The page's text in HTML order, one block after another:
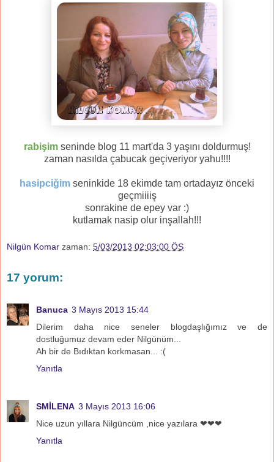
rabişimseninde blog 11 mart'da 3 yaşını doldurmuş!
zaman nasılda çabucak geçiveriyor yahu!!!!
hasipciğim seninkide 18 ekimde tam ortadayız önceki
geçmiiiiş
sonrakine de epey var :)
kutlamak nasip olur inşallah!!!
Nilgün Komar zaman: 5/03/2013 02:03:00 ÖS
17 yorum:
Banuca 3 Mayıs 2013 15:44
Dilerim daha nice seneler blogdaşlığımız ve de
dostluğumuz devam eder Nilgünüm...
Ah bir de Bıdıktan korkmasan... :(
Yanıtla
SMİLENA 3 Mayıs 2013 16:06
Nice uzun yıllara Nilgüncüm ,nice yazılara ❤❤❤
Yanıtla